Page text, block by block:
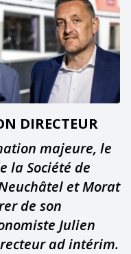
DIRECTEUR
majeure, le
la Société de
et Morat
de son
Julien
ad intérim.